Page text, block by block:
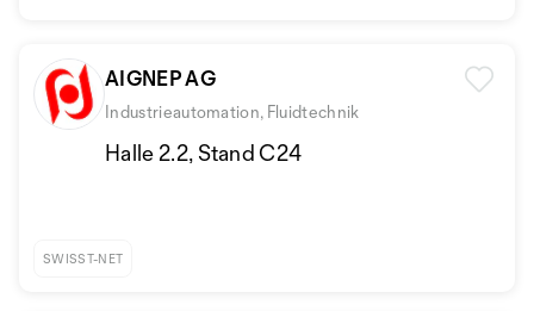
AIGNEP AG
Industrieautomation, Fluidtechnik
Halle 2.2, Stand C24
SWISST-NET